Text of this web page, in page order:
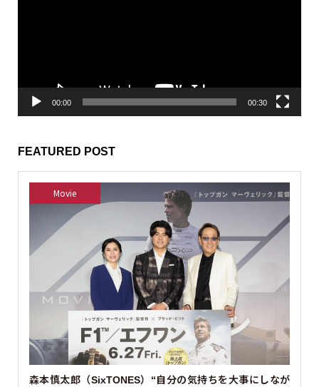
00:00 00:30
FEATURED POST
Movie
森本慎太郎（SixTONES）“自分の気持ちを大事にしなが